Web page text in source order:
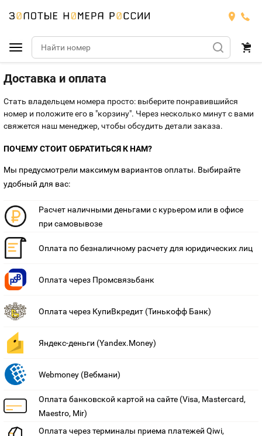
Подобрать номер
Билайн
Тарифы
Номера
МЕГАФОН
Номера
Тарифы
ЙОТА
Тарифы
Продать номер
Оплата и доставка
Контакты
Устройства
Доставка и оплата
Стать владельцем номера просто: выберите понравившийся
номер и положите его в "корзину". Через несколько минут с вами
свяжется наш менеджер, чтобы обсудить детали заказа.
ПОЧЕМУ СТОИТ ОБРАТИТЬСЯ К НАМ?
Мы предусмотрели максимум вариантов оплаты. Выбирайте
удобный для вас:
Расчет наличными деньгами с курьером или в офисе
при самовывозе
Оплата по безналичному расчету для юридических лиц
Оплата через Промсвязьбанк
Оплата через КупиВкредит (Тинькофф Банк)
Яндекс-деньги (Yandex.Money)
Webmoney (Вебмани)
Оплата банковской картой на сайте (Visa, Mastercard,
Maestro, Mir)
Оплата через терминалы приема платежей Qiwi,